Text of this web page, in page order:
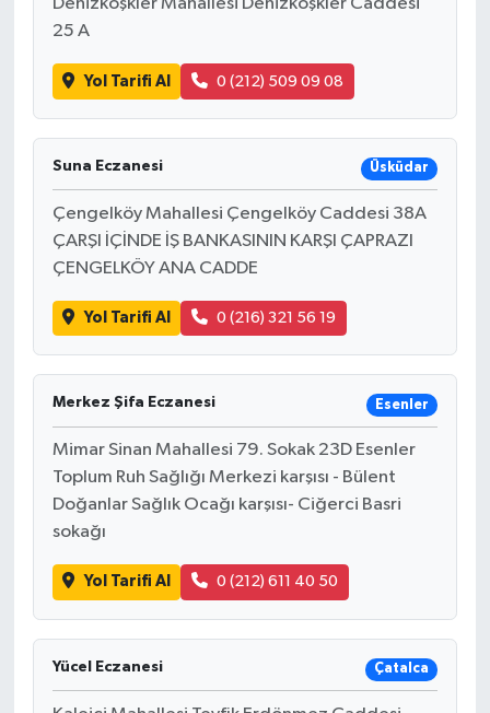
Denizköşkler Mahallesi Denizköşkler Caddesi
25 A
Yol Tarifi Al 0 (212) 509 09 08
Suna Eczanesi Üsküdar
Çengelköy Mahallesi Çengelköy Caddesi 38A
ÇARŞI İÇİNDE İŞ BANKASININ KARŞI ÇAPRAZI
ÇENGELKÖY ANA CADDE
Yol Tarifi Al 0 (216) 321 56 19
Merkez Şifa Eczanesi Esenler
Mimar Sinan Mahallesi 79. Sokak 23D Esenler
Toplum Ruh Sağlığı Merkezi karşısı - Bülent
Doğanlar Sağlık Ocağı karşısı- Ciğerci Basri
sokağı
Yol Tarifi Al 0 (212) 611 40 50
Yücel Eczanesi Çatalca